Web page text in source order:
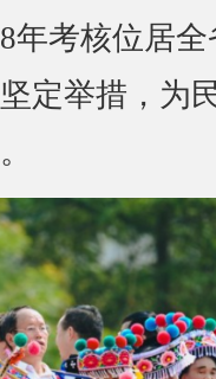
年考核位居全
定举措，为